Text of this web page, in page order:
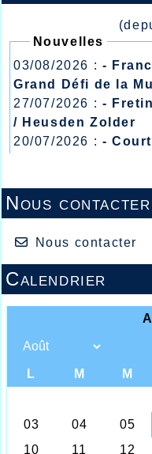
Nouvelles
03/08/2026 : -
Grand Défi de la
27/07/2026 : -
/ Heusden Zolder
20/07/2026 : -
-
Nous contacter
Nous contacter
Calendrier
A peine remis du
sur le stade
véritable
sans doute de
clubs de la